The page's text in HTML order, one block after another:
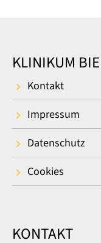
KLINIKUM
Kontakt
Impressum
Datenschutz
Cookies
KONTAKT